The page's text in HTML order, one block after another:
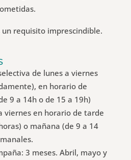
requisito imprescindible.
de lunes a viernes
en horario de
9 a 14h o de 15 a 19h)
viernes en horario de tarde
o mañana (de 9 a 14
3 meses. Abril, mayo y